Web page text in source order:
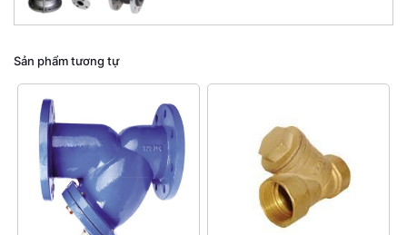
Sản phẩm tương tự